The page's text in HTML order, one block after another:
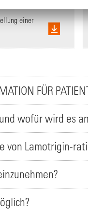
einer
FÜR
wofür wird es
von Lamotrigin-